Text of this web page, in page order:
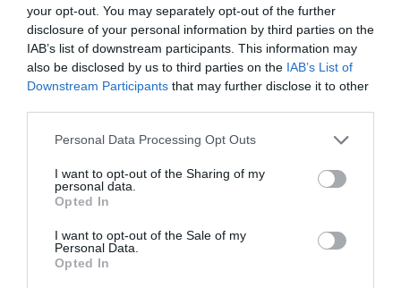
your opt-out. You may separately opt-out of the further
disclosure of your personal information by third parties on the
IAB’s list of downstream participants. This information may
also be disclosed by us to third parties on the IAB’s List of
Downstream Participants that may further disclose it to other
Personal Data Processing Opt Outs
I want to opt-out of the Sharing of my
personal data.
Opted In
I want to opt-out of the Sale of my
Personal Data.
Opted In
Κορονοϊός: 98 νεκροί και 603
διασωληνωμένοι – 1.193 νέα
κρούσματα
29 ΝΟΕΜΒΡΊΟΥ, 2020